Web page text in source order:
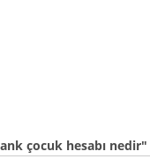
çocuk hesabı nedir"